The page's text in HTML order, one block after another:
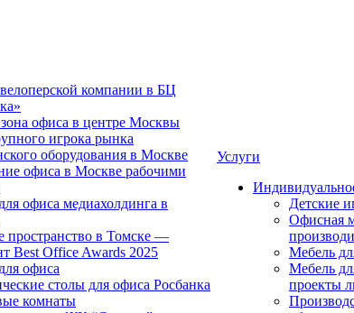
компании в БЦ
зона офиса в центре Москвы
игрока рынка
оборудования в Москве
офиса в Москве рабочими
офиса медиахолдинга в
пространство в Томске —
Best Office Awards 2025
офиса
столы для офиса Росбанка
комнаты
Услуги
Детские
Офисная
Мебель
Мебель
проекты